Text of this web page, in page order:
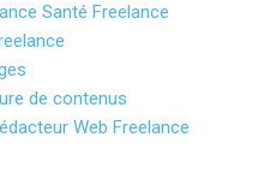
Santé Freelance
de contenus
Web Freelance